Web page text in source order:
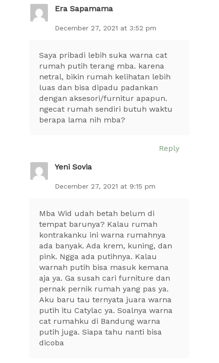
Era Sapamama
December 27, 2021 at 3:52 pm
Saya pribadi lebih suka warna cat
rumah putih terang mba. karena
netral, bikin rumah kelihatan lebih
luas dan bisa dipadu padankan
dengan aksesori/furnitur apapun.
ngecat rumah sendiri butuh waktu
berapa lama nih mba?
Reply
Yeni Sovia
December 27, 2021 at 9:15 pm
Mba Wid udah betah belum di
tempat barunya? Kalau rumah
kontrakanku ini warna rumahnya
ada banyak. Ada krem, kuning, dan
pink. Ngga ada putihnya. Kalau
warnah putih bisa masuk kemana
aja ya. Ga susah cari furniture dan
pernak pernik rumah yang pas ya.
Aku baru tau ternyata juara warna
putih itu Catylac ya. Soalnya warna
cat rumahku di Bandung warna
putih juga. Siapa tahu nanti bisa
dicoba